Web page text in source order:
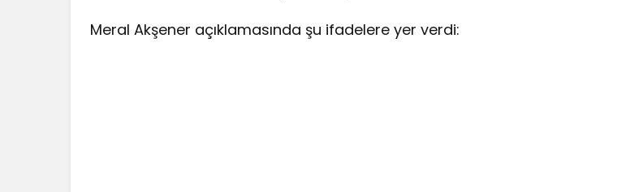
Meral Akşener açıklamasında şu ifadelere yer verdi: